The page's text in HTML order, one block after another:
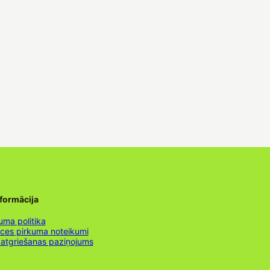
politika
pirkuma noteikumi
paziņojums